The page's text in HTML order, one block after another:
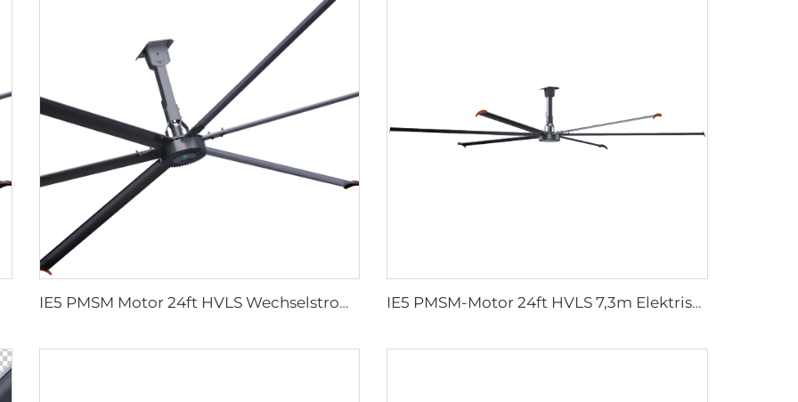
IE5 PMSM Motor 24ft HVLS Wechselstrom-Antrieb 7.3m Elektrolüfter, große industrielle Deckenlüfter für Milchereien, 380V Spannung für Lagerhäuser IE5 PMSM-Motor 24ft HVLS 7,3m Elektrische Ventilatoren Große industrielle Deckenventilatoren für Milchwirtschaft, Lagerhallen